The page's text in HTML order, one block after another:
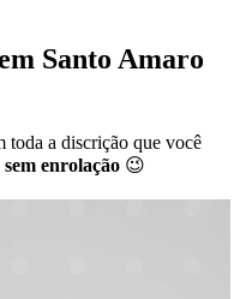
Santo Amaro
toda a discrição que você
enrolação 😉